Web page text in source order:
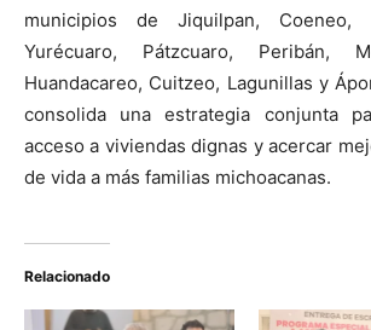
municipios de Jiquilpan, Coeneo,
Yurécuaro, Pátzcuaro, Peribán,
Huandacareo, Cuitzeo, Lagunillas y
consolida una estrategia conjunta
acceso a viviendas dignas y acercar
de vida a más familias michoacanas.
Relacionado